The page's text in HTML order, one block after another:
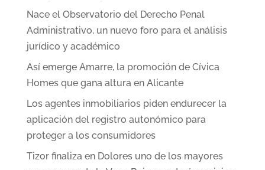
Nace el Observatorio del Derecho Penal
Administrativo, un nuevo foro para el análisis
jurídico y académico
Así emerge Amarre, la promoción de Cívica
Homes que gana altura en Alicante
Los agentes inmobiliarios piden endurecer la
aplicación del registro autonómico para
proteger a los consumidores
Tizor finaliza en Dolores uno de los mayores